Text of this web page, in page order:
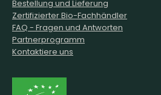
Bestellung und Lieferung
Zertifizierter Bio-Fachhändler
FAQ - Fragen und Antworten
Partnerprogramm
Kontaktiere uns